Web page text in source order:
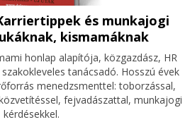
és munkajogi
kismamáknak
honlap alapítója, közgazdász, HR
tanácsadó. Hosszú évek
menedzsmenttel: toborzással,
fejvadászattal, munkajogi
kérdésekkel.